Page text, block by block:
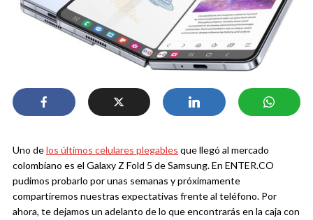
Uno delos últimos celulares plegables que llegó al mercado
colombiano es el Galaxy Z Fold 5 de Samsung. En ENTER.CO
pudimos probarlo por unas semanas y próximamente
compartiremos nuestras expectativas frente al teléfono. Por
ahora, te dejamos un adelanto de lo que encontrarás en la caja con